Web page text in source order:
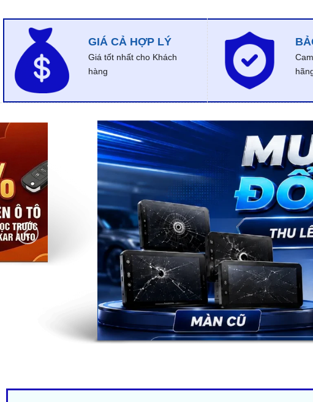
GIÁ CẢ HỢP LÝ
Giá tốt nhất cho Khách
hàng